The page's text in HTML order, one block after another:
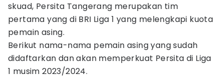
skuad, Persita Tangerang merupakan tim
pertama yang di BRI Liga 1 yang melengkapi kuota
pemain asing.
Berikut nama-nama pemain asing yang sudah
didaftarkan dan akan memperkuat Persita di Liga
1 musim 2023/2024.